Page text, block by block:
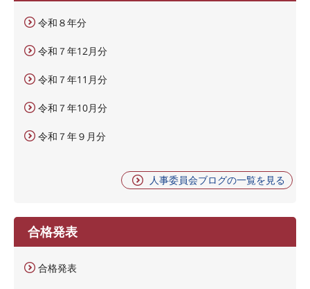
令和８年分
令和７年12月分
令和７年11月分
令和７年10月分
令和７年９月分
人事委員会ブログの一覧を見る
合格発表
合格発表